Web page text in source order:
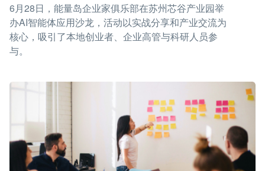
6月28日，能量岛企业家俱乐部在苏州芯谷产业园举
办AI智能体应用沙龙，活动以实战分享和产业交流为
核心，吸引了本地创业者、企业高管与科研人员参
与。